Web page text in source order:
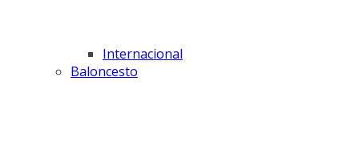
Internacional
Baloncesto